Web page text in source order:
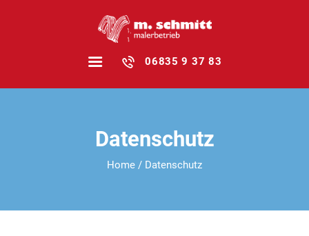
06835 9 37 83
Datenschutz
Home Datenschutz